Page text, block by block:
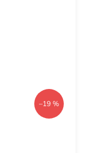
–19 %